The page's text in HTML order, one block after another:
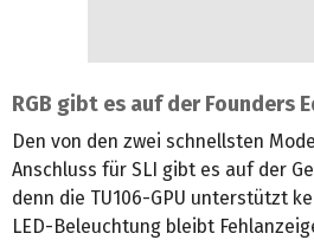
RGB gibt es auf der Founders
Den von den zwei schnellsten
Anschluss für SLI gibt es auf der
denn die TU106-GPU unterstützt
LED-Beleuchtung bleibt